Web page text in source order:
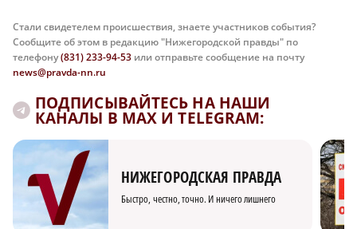
Стали свидетелем происшествия, знаете участников события?
Сообщите об этом в редакцию "Нижегородской правды" по
телефону(831) 233-94-53 или отправьте сообщение на почту
news@pravda-nn.ru
ПОДПИСЫВАЙТЕСЬ НА НАШИ
КАНАЛЫ В MAX И TELEGRAM:
НИЖЕГОРОДСКАЯ ПРАВДА
Быстро, честно, точно. И ничего лишнего